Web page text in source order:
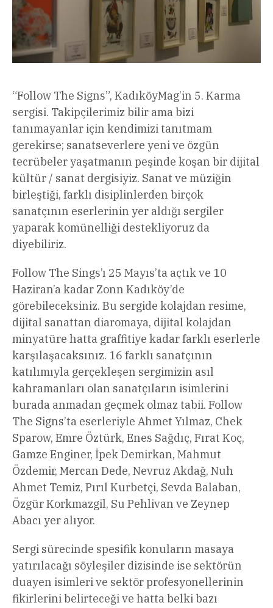
“Follow The Signs”, KadıköyMag’in 5. Karma
sergisi. Takipçilerimiz bilir ama bizi
tanımayanlar için kendimizi tanıtmam
gerekirse; sanatseverlere yeni ve özgün
tecrübeler yaşatmanın peşinde koşan bir dijital
kültür / sanat dergisiyiz. Sanat ve müziğin
birleştiği, farklı disiplinlerden birçok
sanatçının eserlerinin yer aldığı sergiler
yaparak komünelliği destekliyoruz da
diyebiliriz.
Follow The Sings’ı 25 Mayıs’ta açtık ve 10
Haziran’a kadar Zonn Kadıköy’de
görebileceksiniz. Bu sergide kolajdan resime,
dijital sanattan diaromaya, dijital kolajdan
minyatüre hatta graffitiye kadar farklı eserlerle
karşılaşacaksınız. 16 farklı sanatçının
katılımıyla gerçekleşen sergimizin asıl
kahramanları olan sanatçıların isimlerini
burada anmadan geçmek olmaz tabii. Follow
The Signs’ta eserleriyle Ahmet Yılmaz, Chek
Sparow, Emre Öztürk, Enes Sağdıç, Fırat Koç,
Gamze Enginer, İpek Demirkan, Mahmut
Özdemir, Mercan Dede, Nevruz Akdağ, Nuh
Ahmet Temiz, Pırıl Kurbetçi, Sevda Balaban,
Özgür Korkmazgil, Su Pehlivan ve Zeynep
Abacı yer alıyor.
Sergi sürecinde spesifik konuların masaya
yatırılacağı söyleşiler dizisinde ise sektörün
duayen isimleri ve sektör profesyonellerinin
fikirlerini belirteceği ve hatta belki bazı